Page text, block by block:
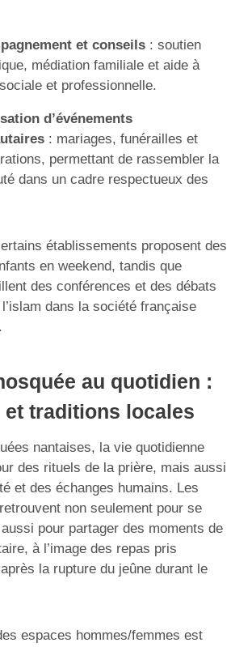
et conseils : soutien
médiation familiale et aide à
et professionnelle.
d’événements
: mariages, funérailles et
permettant de rassembler la
dans un cadre respectueux des
établissements proposent des
en weekend, tandis que
des conférences et des débats
dans la société française
au quotidien :
et traditions locales
nantaises, la vie quotidienne
des rituels de la prière, mais aussi
et des échanges humains. Les
non seulement pour se
pour partager des moments de
à l’image des repas pris
la rupture du jeûne durant le
espaces hommes/femmes est